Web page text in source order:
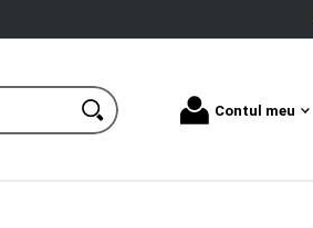
Contul meu